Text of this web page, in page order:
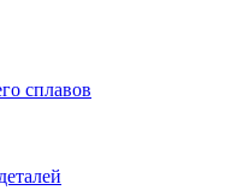
сплавов